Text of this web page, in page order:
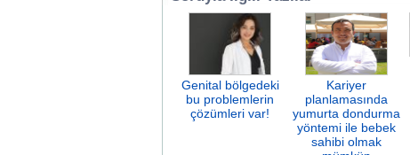
Genital bölgedeki
bu problemlerin
çözümleri var!
Kariyer
planlamasında
yumurta dondurma
yöntemi ile bebek
sahibi olmak